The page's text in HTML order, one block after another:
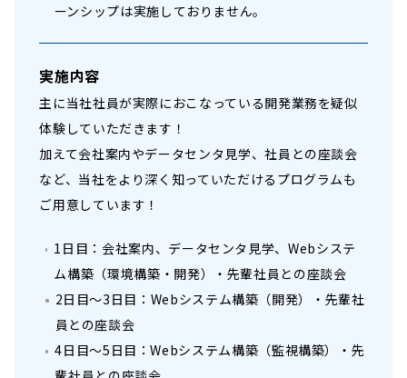
ーンシップは実施しておりません。
実施内容
主に当社社員が実際におこなっている開発業務を疑似
体験していただきます！
加えて会社案内やデータセンタ見学、社員との座談会
など、当社をより深く知っていただけるプログラムも
ご用意しています！
1日目：会社案内、データセンタ見学、Webシステ
ム構築（環境構築・開発）・先輩社員との座談会
2日目～3日目：Webシステム構築（開発）・先輩社
員との座談会
4日目～5日目：Webシステム構築（監視構築）・先